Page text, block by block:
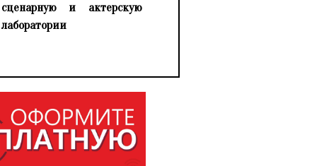
сценарную и актерскую
лаборатории